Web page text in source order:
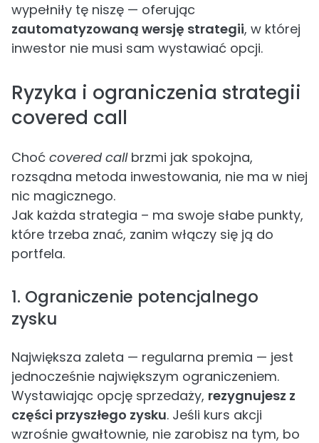
wypełniły tę niszę — oferując
zautomatyzowaną wersję strategii, w której
inwestor nie musi sam wystawiać opcji.
Ryzyka i ograniczenia strategii
covered call
Choć covered callbrzmi jak spokojna,
rozsądna metoda inwestowania, nie ma w niej
nic magicznego.
Jak każda strategia – ma swoje słabe punkty,
które trzeba znać, zanim włączy się ją do
portfela.
1. Ograniczenie potencjalnego
zysku
Największa zaleta — regularna premia — jest
jednocześnie największym ograniczeniem.
Wystawiając opcję sprzedaży, rezygnujesz z
części przyszłego zysku. Jeśli kurs akcji
wzrośnie gwałtownie, nie zarobisz na tym, bo